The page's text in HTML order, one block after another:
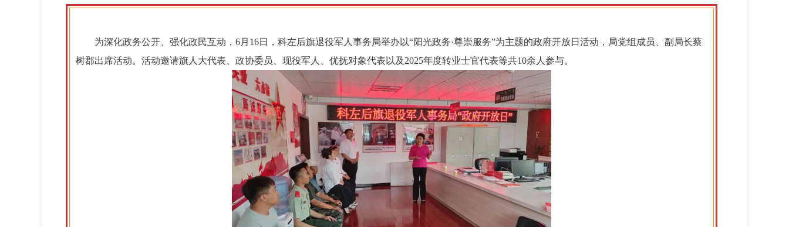
为深化政务公开、强化政民互动，6月16日，科左后旗退役军人事务局举办以“阳光政务·尊崇服务”为主题的政府开放日活动，局党组成员、副局长蔡
树郡出席活动。活动邀请旗人大代表、政协委员、现役军人、优抚对象代表以及2025年度转业士官代表等共10余人参与。